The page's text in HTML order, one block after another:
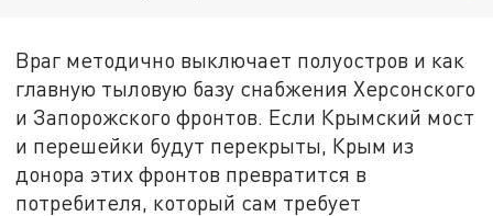
Враг методично выключает полуостров и как
главную тыловую базу снабжения Херсонского
и Запорожского фронтов. Если Крымский мост
и перешейки будут перекрыты, Крым из
донора этих фронтов превратится в
потребителя, который сам требует